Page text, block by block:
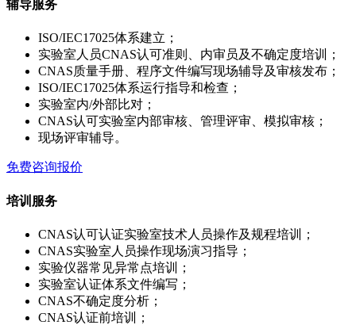
辅导服务
ISO/IEC17025体系建立；
实验室人员CNAS认可准则、内审员及不确定度培训；
CNAS质量手册、程序文件编写现场辅导及审核发布；
ISO/IEC17025体系运行指导和检查；
实验室内/外部比对；
CNAS认可实验室内部审核、管理评审、模拟审核；
现场评审辅导。
免费咨询报价
培训服务
CNAS认可认证实验室技术人员操作及规程培训；
CNAS实验室人员操作现场演习指导；
实验仪器常见异常点培训；
实验室认证体系文件编写；
CNAS不确定度分析；
CNAS认证前培训；